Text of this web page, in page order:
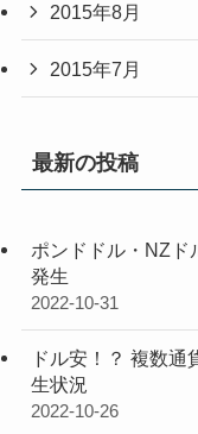
2015年8月
2015年7月
最新の投稿
ポンドドル・NZド
発生
2022-10-31
ドル安！？ 複数
生状況
2022-10-26